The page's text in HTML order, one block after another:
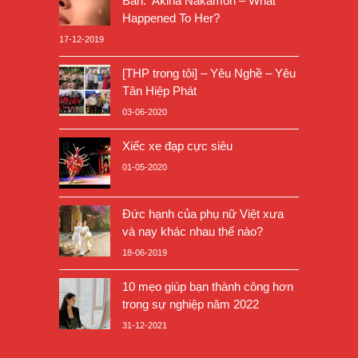
Happened To Her?
17-12-2019
[THP trong tôi] – Yêu Nghề – Yêu
Tân Hiệp Phát
03-06-2020
Xiếc xe đạp cực siêu
01-05-2020
Đức hạnh của phụ nữ Việt xưa
và nay khác nhau thế nào?
18-06-2019
10 mẹo giúp bạn thành công hơn
trong sự nghiệp năm 2022
31-12-2021